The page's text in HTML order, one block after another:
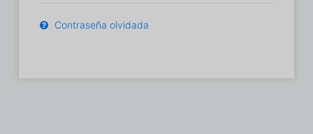
Contraseña olvidada